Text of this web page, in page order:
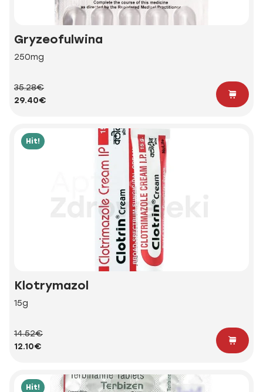
Gryzeofulwina
250mg
35.28€
29.40€
Hit!
Klotrymazol
15g
14.52€
12.10€
Hit!